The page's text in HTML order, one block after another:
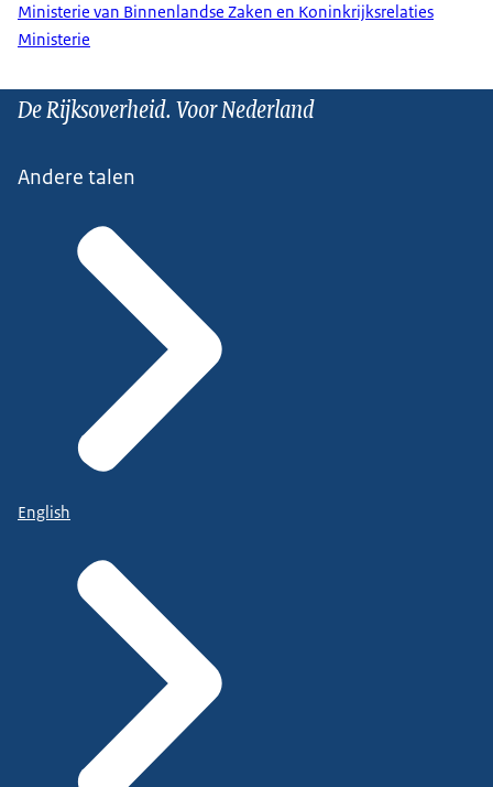
Ministerie van Binnenlandse Zaken en Koninkrijksrelaties
Ministerie
De Rijksoverheid. Voor Nederland
Andere talen
English